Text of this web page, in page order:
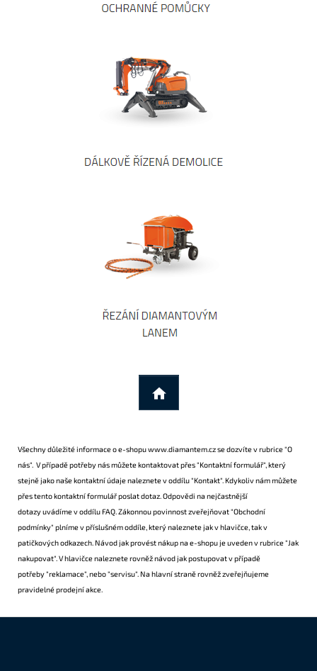
Všechny důležité informace o e-shopuwww.diamantem.czse dozvíte v rubrice"O
nás". V případě potřeby nás můžete kontaktovat přes"Kontaktní formulář", který
stejně jako naše kontaktní údaje naleznete v oddílu"Kontakt". Kdykoliv nám můžete
přes tentokontaktní formulářposlat dotaz. Odpovědi na nejčastnější
dotazyuvádíme v oddíluFAQ. Zákonnou povinnost zveřejňovat"Obchodní
podmínky" plníme v příslušném oddíle, který naleznete jak v hlavičce, tak v
patičkových odkazech. Návod jak provést nákup na e-shopu je uveden v rubrice"Jak
nakupovat". V hlavičce naleznete rovněž návod jak postupovat v případě
potřeby"reklamace", nebo"servisu". Na hlavní straně rovněž zveřejňujeme
pravidelné prodejníakce.